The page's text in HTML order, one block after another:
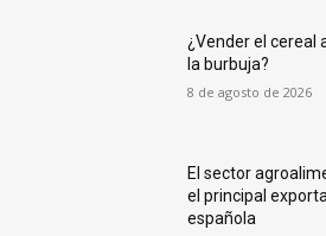
¿Vender el cereal
la burbuja?
8 de agosto de 2026
El sector
el principal
española